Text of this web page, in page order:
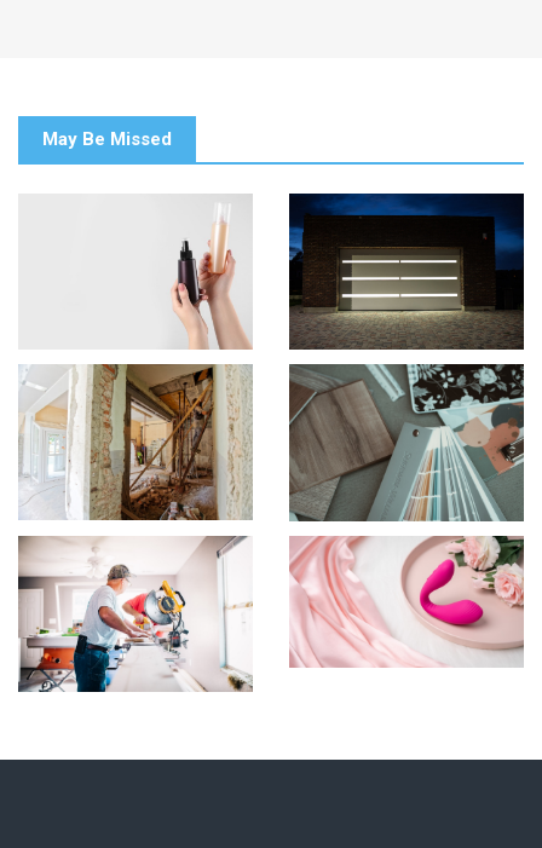
May Be Missed